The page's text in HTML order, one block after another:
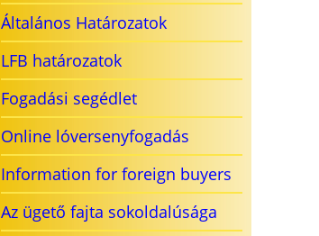
Általános Határozatok
LFB határozatok
Fogadási segédlet
Online lóversenyfogadás
Information for foreign buyers
Az ügető fajta sokoldalúsága